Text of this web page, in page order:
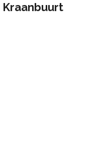
Kraanbuurt